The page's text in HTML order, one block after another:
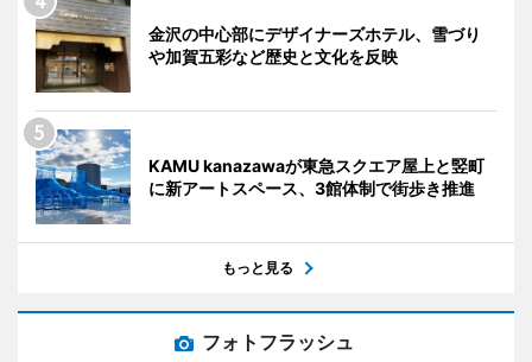
金沢の中心部にデザイナーズホテル、雪づり
や加賀五彩など歴史と文化を反映
KAMU kanazawaが東急スクエア屋上と竪町
に新アートスペース、3館体制で街歩き推進
もっと見る
フォトフラッシュ